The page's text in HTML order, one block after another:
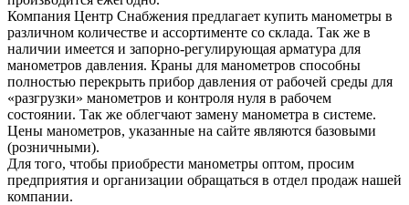
Компания Центр Снабжения предлагает купить манометры в
различном количестве и ассортименте со склада. Так же в
наличии имеется и запорно-регулирующая арматура для
манометров давления. Краны для манометров способны
полностью перекрыть прибор давления от рабочей среды для
«разгрузки» манометров и контроля нуля в рабочем
состоянии. Так же облегчают замену манометра в системе.
Цены манометров, указанные на сайте являются базовыми
(розничными).
Для того, чтобы приобрести манометры оптом, просим
предприятия и организации обращаться в отдел продаж нашей
компании.